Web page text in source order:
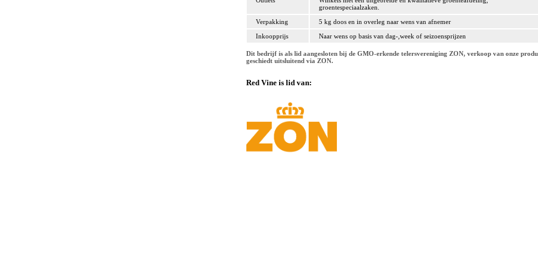
groentespeciaalzaken.
Verpakking
5 kg doos en in overleg naar wens van afnemer
Inkoopprijs
Naar wens op basis van dag-,week of seizoensprijzen
Dit bedrijf is als lid aangesloten bij de GMO-erkende telersvereniging ZON, verkoop van onze
geschiedt uitsluitend via ZON.
Red Vine is lid van: